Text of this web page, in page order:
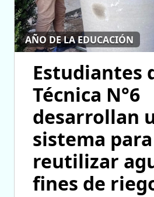
AÑO DE LA EDUCACIÓN
Estudiantes
Técnica N°6
desarrollan
sistema para
reutilizar
fines de